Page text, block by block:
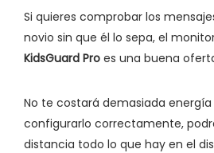
Si quieres comprobar los
novio sin que él lo sepa, el
KidsGuard Pro es una buena
No te costará demasiada energía
configurarlo correctamente,
distancia todo lo que hay en el